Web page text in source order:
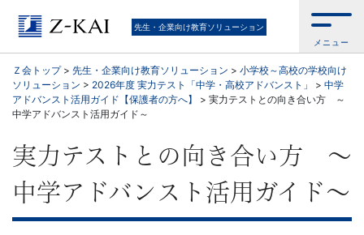
Ｚ
会
公
／
『学
先生・企業向け教育ソリューション
メニュー
Ｚ会トップ> 先生・企業向け教育ソリューション > 小学校～高校の学校向け
ソリューション > 2026年度 実力テスト「中学・高校アドバンスト」 > 中学
アドバンスト活用ガイド【保護者の方へ】
> 実力テストとの向き合い方 ～
中学アドバンスト活用ガイド～
実力テストとの向き合い方 ～
中学アドバンスト活用ガイド～